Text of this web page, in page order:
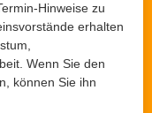
Hinweise zu
erhalten
Wenn Sie den
können Sie ihn